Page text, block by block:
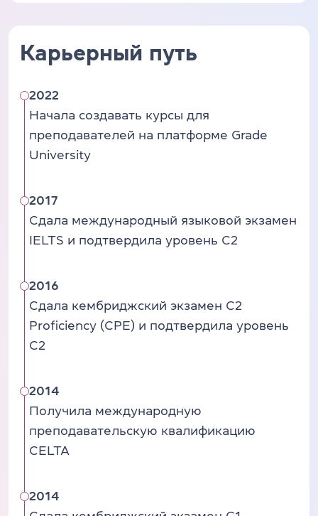
Карьерный путь
2022
Начала создавать курсы для
преподавателей на платформе Grade
University
2017
Сдала международный языковой экзамен
IELTS и подтвердила уровень C2
2016
Сдала кембриджский экзамен C2
Proficiency (CPE) и подтвердила уровень
C2
2014
Получила международную
преподавательскую квалификацию
CELTA
2014